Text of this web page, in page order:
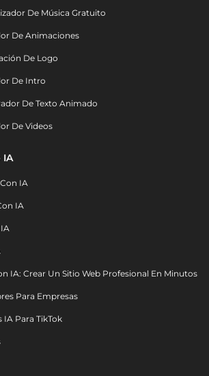
De Música Gratuito
De Animaciones
De Logo
De Intro
De Texto Animado
De Videos
IA
IA
IA
IA: Crear Un Sitio Web Profesional En Minutos
Para Empresas
IA Para TikTok